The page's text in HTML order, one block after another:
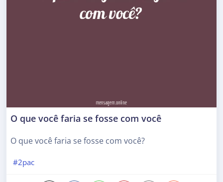
O que você faria se fosse com você
O que você faria se fosse com você?
#2pac